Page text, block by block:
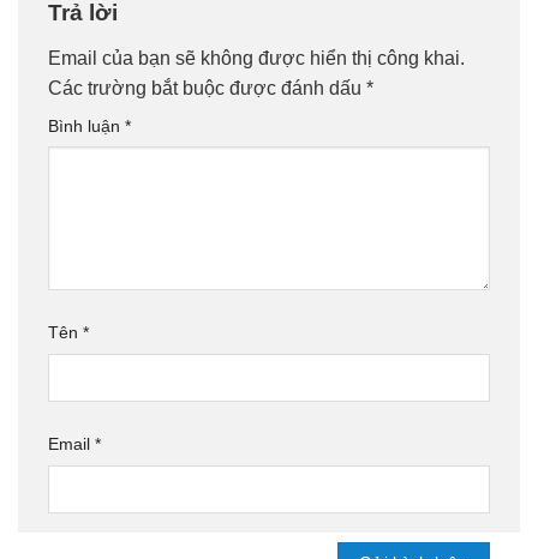
Trả lời
Email của bạn sẽ không được hiển thị công khai.
Các trường bắt buộc được đánh dấu *
Bình luận *
Tên *
Email *